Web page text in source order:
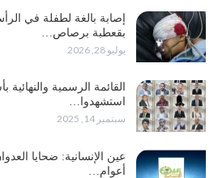
إصابة بالغة لطفلة في
بقعطبة برصاص…
يوليو 28, 2026
القائمة الرسمية
استشهدوا…
سبتمبر 14, 2025
أعوام…